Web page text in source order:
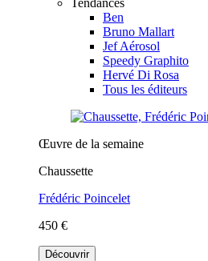
Ben
Bruno Mallart
Jef Aérosol
Speedy Graphito
Hervé Di Rosa
Tous les éditeurs
Œuvre de la semaine
Chaussette
Frédéric Poincelet
450 €
Découvrir